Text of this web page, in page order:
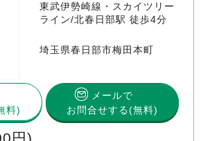
東武伊勢崎線・スカイツリー
ライン/北春日部駅 徒歩4分
埼玉県春日部市梅田本町
メールで
お問合せする(無料)